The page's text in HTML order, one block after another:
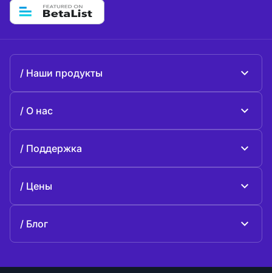
Наши продукты
О нас
История
Поддержка
Свяжитесь с нами
Цены
Блог